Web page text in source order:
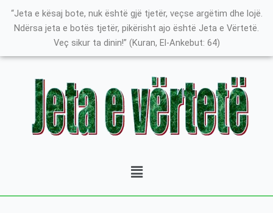
“Jeta e kësaj bote, nuk është gjë tjetër, veçse argëtim dhe lojë.
Ndërsa jeta e botës tjetër, pikërisht ajo është Jeta e Vërtetë.
Veç sikur ta dinin!” (Kuran, El-Ankebut: 64)
Menu
K
a
e